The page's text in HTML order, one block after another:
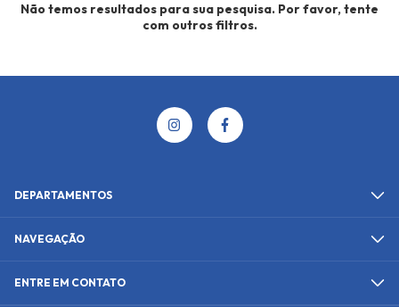
Não temos resultados para sua pesquisa. Por favor, tente
com outros filtros.
DEPARTAMENTOS
NAVEGAÇÃO
ENTRE EM CONTATO